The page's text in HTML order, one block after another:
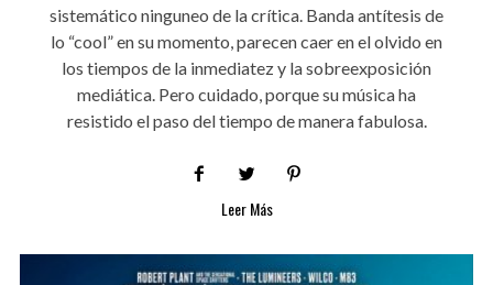
sistemático ninguneo de la crítica. Banda antítesis de
lo “cool” en su momento, parecen caer en el olvido en
los tiempos de la inmediatez y la sobreexposición
mediática. Pero cuidado, porque su música ha
resistido el paso del tiempo de manera fabulosa.
Leer Más